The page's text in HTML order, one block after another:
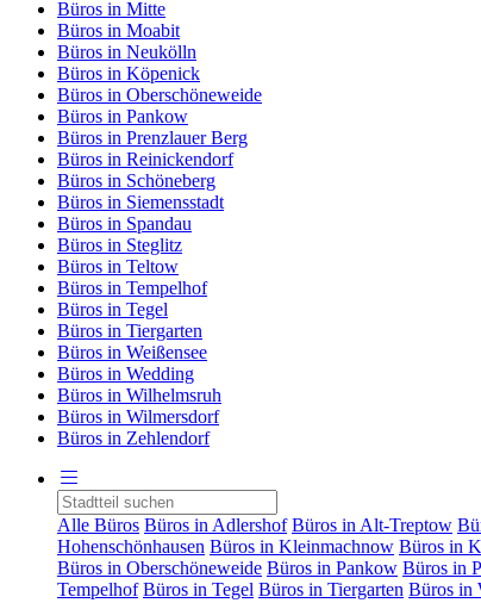
Büros in Mitte
Büros in Moabit
Büros in Neukölln
Büros in Köpenick
Büros in Oberschöneweide
Büros in Pankow
Büros in Prenzlauer Berg
Büros in Reinickendorf
Büros in Schöneberg
Büros in Siemensstadt
Büros in Spandau
Büros in Steglitz
Büros in Teltow
Büros in Tempelhof
Büros in Tegel
Büros in Tiergarten
Büros in Weißensee
Büros in Wedding
Büros in Wilhelmsruh
Büros in Wilmersdorf
Büros in Zehlendorf
Alle Büros Büros in Adlershof Büros in Alt-Treptow
Hohenschönhausen Büros in Kleinmachnow Büros in
Büros in Oberschöneweide Büros in Pankow Büros in
Tempelhof Büros in Tegel Büros in Tiergarten Büros in